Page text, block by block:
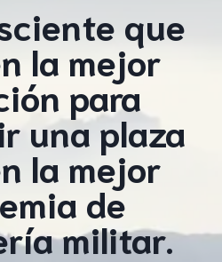
que
la mejor
para
una plaza
la mejor
de
militar.